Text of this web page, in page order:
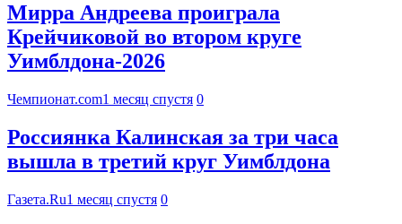
Мирра Андреева проиграла
Крейчиковой во втором круге
Уимблдона-2026
Чемпионат.com1 месяц спустя 0
Россиянка Калинская за три часа
вышла в третий круг Уимблдона
Газета.Ru1 месяц спустя 0